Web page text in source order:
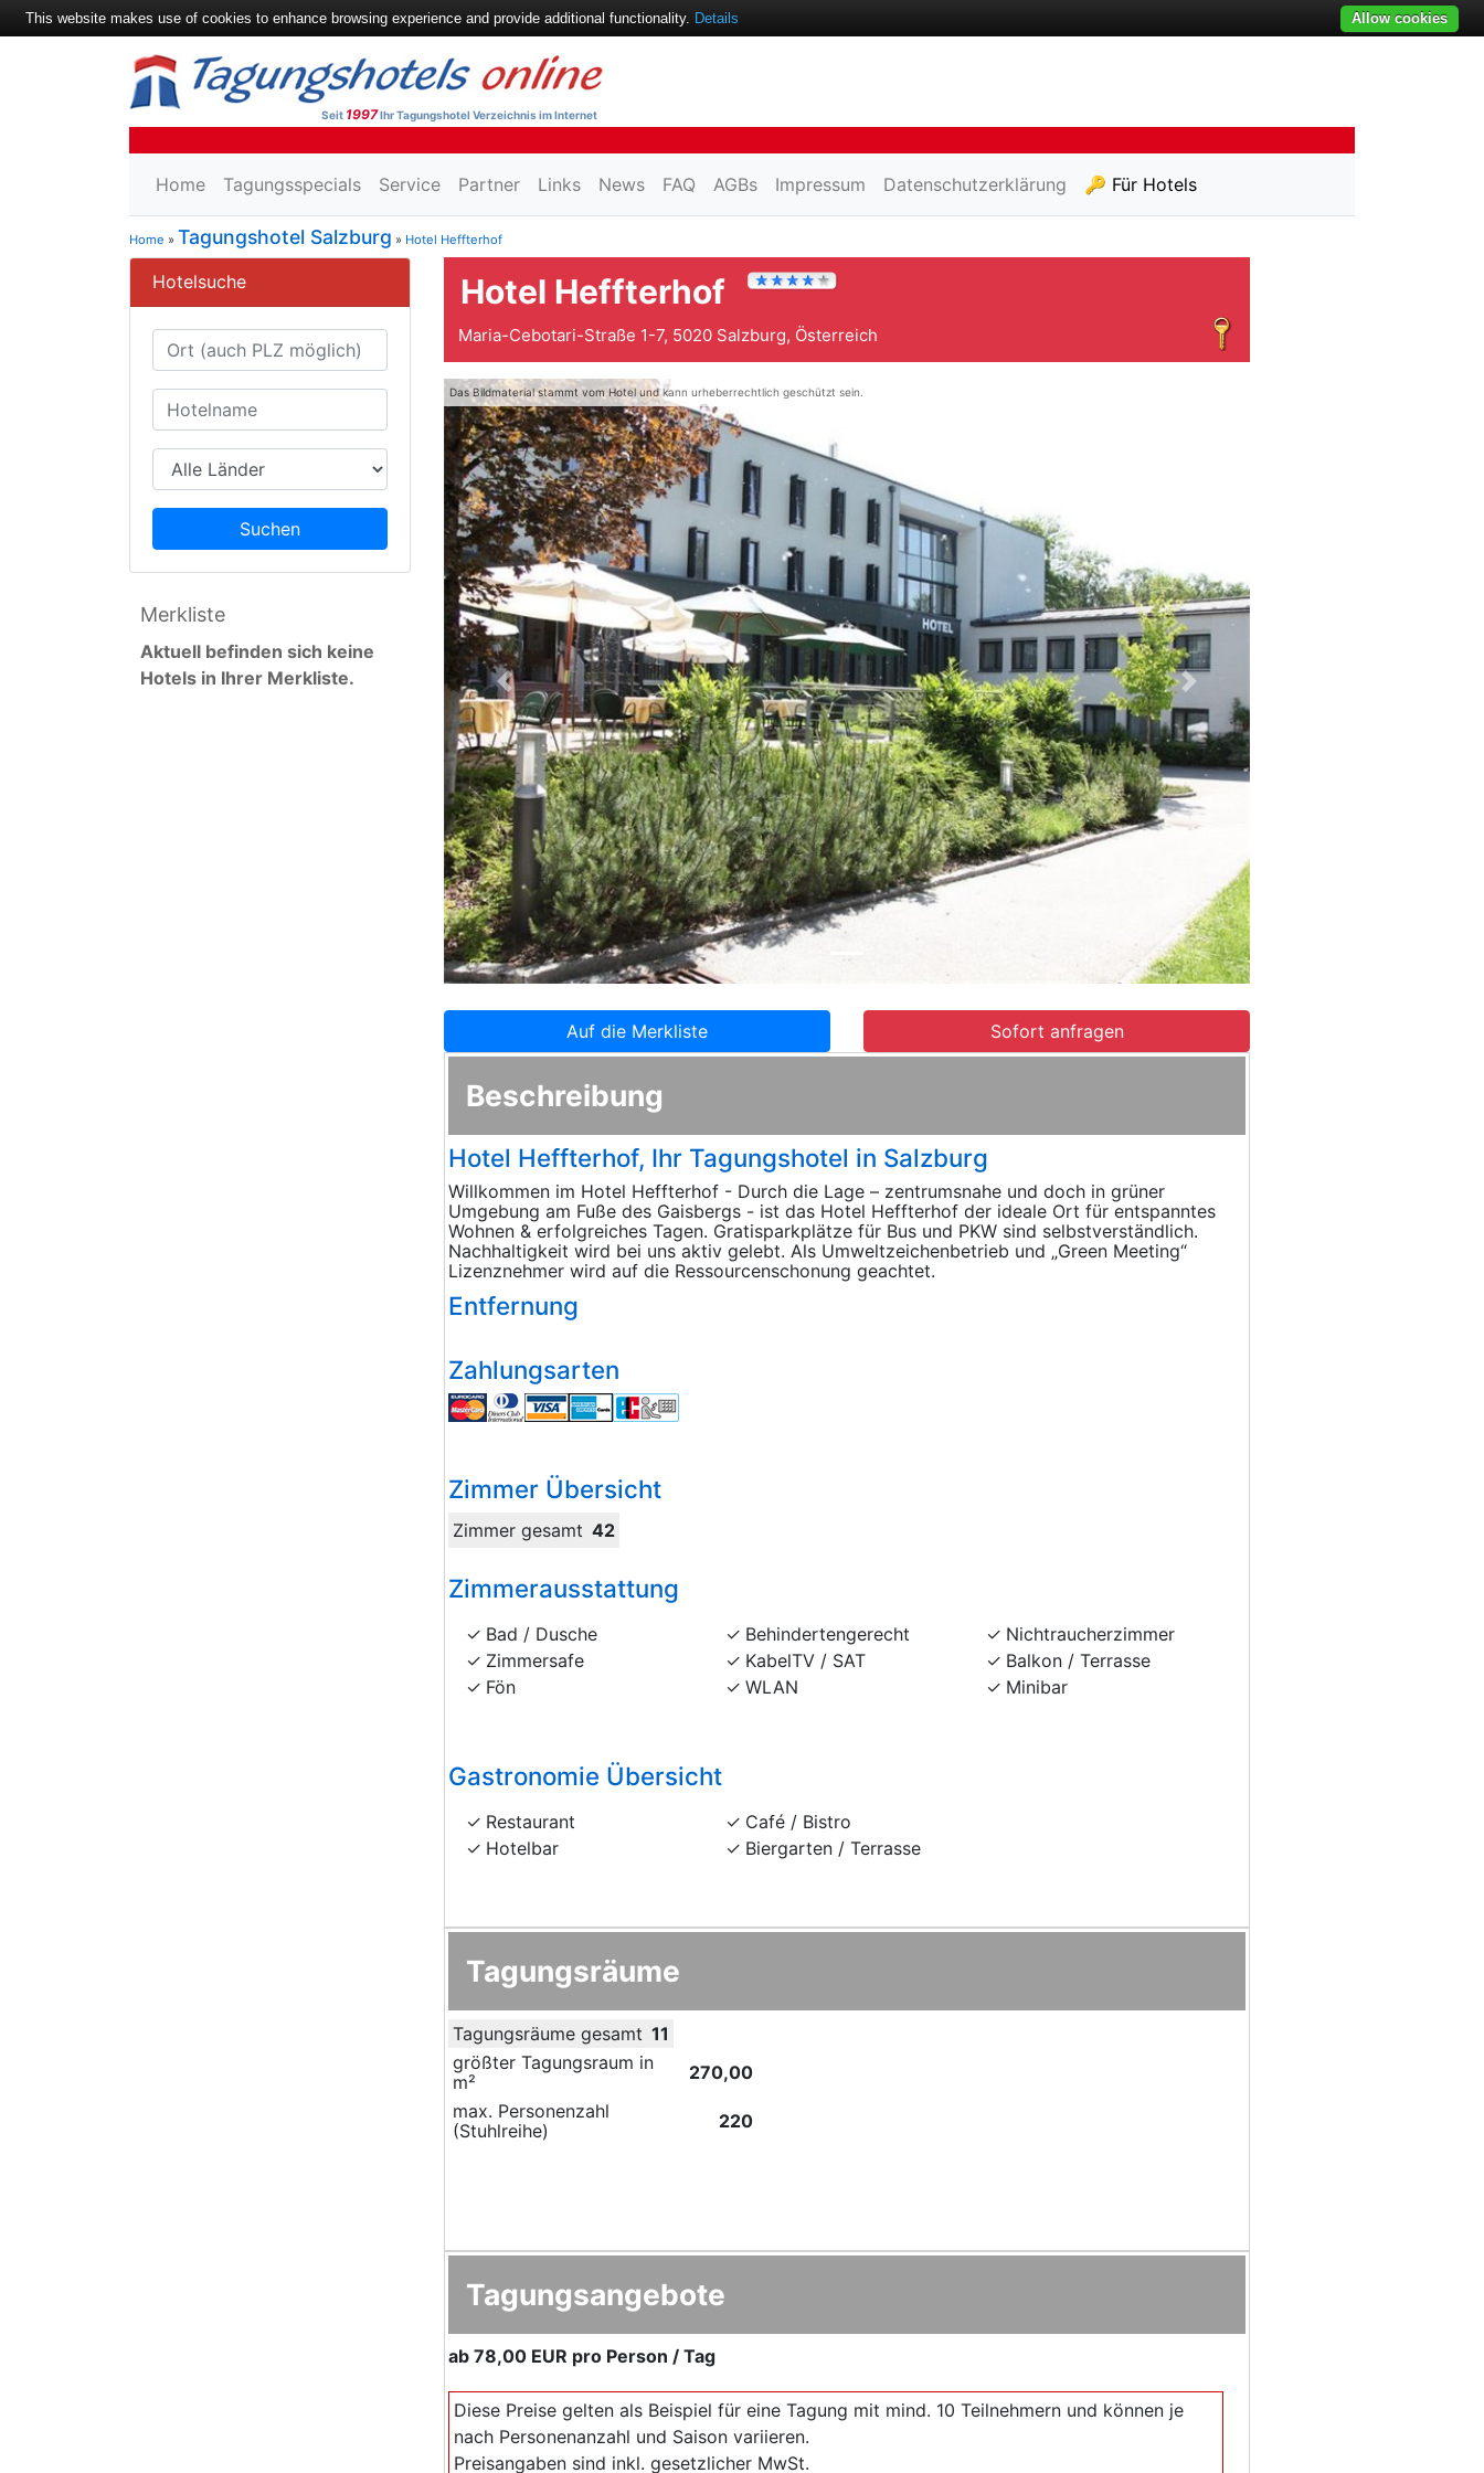
Seit 1997Ihr Tagungshotel Verzeichnis im Internet
Home Tagungsspecials Service Partner Links News FAQ AGBs Impressum Datenschutzerklärung 🔑 Für Hotels
Home » Tagungshotel Salzburg » Hotel Heffterhof
Hotelsuche
Suchen
Merkliste
Aktuell befinden sich keine
Hotels in Ihrer Merkliste.
Hotel Heffterhof
Maria-Cebotari-Straße 1-7, 5020 Salzburg, Österreich
Das Bildmaterial stammt vom Hotel und kann urheberrechtlich geschützt sein.
Zurück Weiter
Auf die Merkliste Sofort anfragen
Beschreibung
Hotel Heffterhof, Ihr Tagungshotel in Salzburg
Willkommen im Hotel Heffterhof - Durch die Lage – zentrumsnahe und doch in grüner
Umgebung am Fuße des Gaisbergs - ist das Hotel Heffterhof der ideale Ort für entspanntes
Wohnen & erfolgreiches Tagen. Gratisparkplätze für Bus und PKW sind selbstverständlich.
Nachhaltigkeit wird bei uns aktiv gelebt. Als Umweltzeichenbetrieb und „Green Meeting“
Lizenznehmer wird auf die Ressourcenschonung geachtet.
Entfernung
Zahlungsarten
Zimmer Übersicht
Zimmer gesamt 42
Zimmerausstattung
Bad / Dusche
Zimmersafe
Fön
Behindertengerecht
KabelTV / SAT
WLAN
Nichtraucherzimmer
Balkon / Terrasse
Minibar
Gastronomie Übersicht
Restaurant
Hotelbar
Café / Bistro
Biergarten / Terrasse
Tagungsräume
Tagungsräume gesamt 11
größter Tagungsraum in
m²
270,00
max. Personenzahl
(Stuhlreihe)
220
Tagungsangebote
ab 78,00 EUR pro Person / Tag
Diese Preise gelten als Beispiel für eine Tagung mit mind. 10 Teilnehmern und können je
nach Personenanzahl und Saison variieren.
Preisangaben sind inkl. gesetzlicher MwSt.
This website makes use of cookies to enhance browsing experience and provide additional functionality. Details Allow cookies